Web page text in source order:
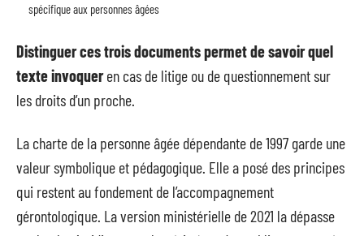
spécifique aux personnes âgées
Distinguer ces trois documents permet de savoir quel
texte invoqueren cas de litige ou de questionnement sur
les droits d’un proche.
La charte de la personne âgée dépendante de 1997 garde une
valeur symbolique et pédagogique. Elle a posé des principes
qui restent au fondement de l’accompagnement
gérontologique. La version ministérielle de 2021 la dépasse